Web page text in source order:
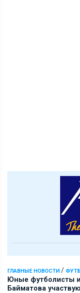
ГЛАВНЫЕ НОВОСТИ /
Юные футболисты
Байматова